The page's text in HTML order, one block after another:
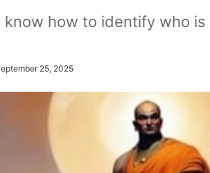
know how to identify who
25, 2025